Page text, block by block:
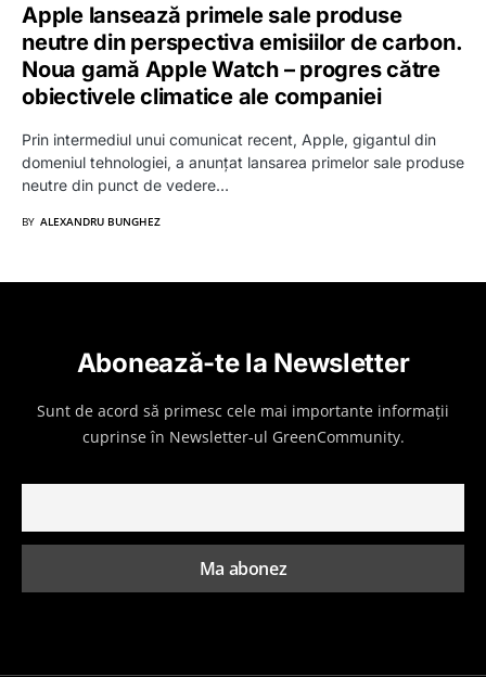
Apple lansează primele sale produse
neutre din perspectiva emisiilor de carbon.
Noua gamă Apple Watch – progres către
obiectivele climatice ale companiei
Prin intermediul unui comunicat recent, Apple, gigantul din
domeniul tehnologiei, a anunțat lansarea primelor sale produse
neutre din punct de vedere…
BY ALEXANDRU BUNGHEZ
Abonează-te la Newsletter
Sunt de acord să primesc cele mai importante informații
cuprinse în Newsletter-ul GreenCommunity.